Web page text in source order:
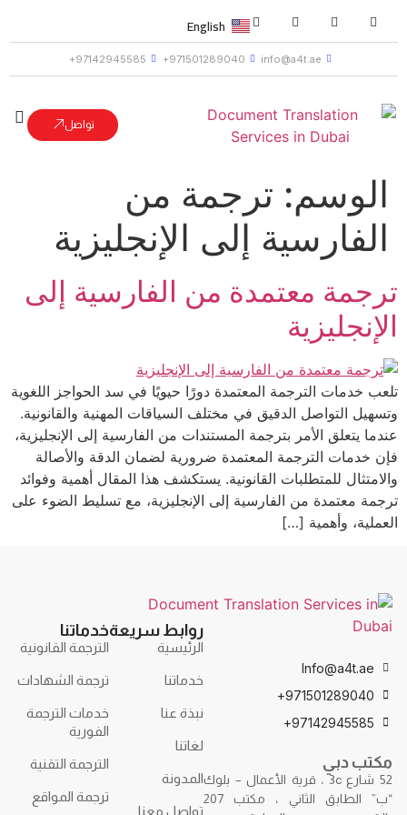
info@a4t.ae
971501289040+
97142945585+
English
تواصل
الوسم: ترجمة من
الفارسية إلى الإنجليزية
ترجمة معتمدة من الفارسية إلى
الإنجليزية
تلعب خدمات الترجمة المعتمدة دورًا حيويًا في سد الحواجز اللغوية
وتسهيل التواصل الدقيق في مختلف السياقات المهنية والقانونية.
عندما يتعلق الأمر بترجمة المستندات من الفارسية إلى الإنجليزية،
فإن خدمات الترجمة المعتمدة ضرورية لضمان الدقة والأصالة
والامتثال للمتطلبات القانونية. يستكشف هذا المقال أهمية وفوائد
ترجمة معتمدة من الفارسية إلى الإنجليزية، مع تسليط الضوء على
العملية، وأهمية […]
Info@a4t.ae
971501289040+
97142945585+
مكتب دبي
52 شارع 3c ، قرية الأعمال – بلوك
“ب” الطابق الثاني ، مكتب 207
روابط سريعة
الرئيسية
خدماتنا
نبذة عنا
لغاتنا
المدونة
تواصل معنا
خدماتنا
الترجمة القانونية
ترجمة الشهادات
خدمات الترجمة
الفورية
الترجمة التقنية
ترجمة المواقع